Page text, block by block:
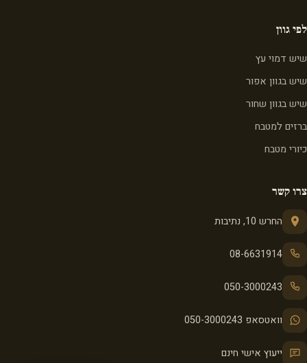
לפי גוון
שיש דמוי עץ
שיש בגוון אפור
שיש בגוון שחור
ברזים למטבח
כיורי מטבח
צרו קשר
החרש 10, נתיבות
08-6631914
050-3000243
וואטסאפ 050-3000243
ייעוץ אישי חינם